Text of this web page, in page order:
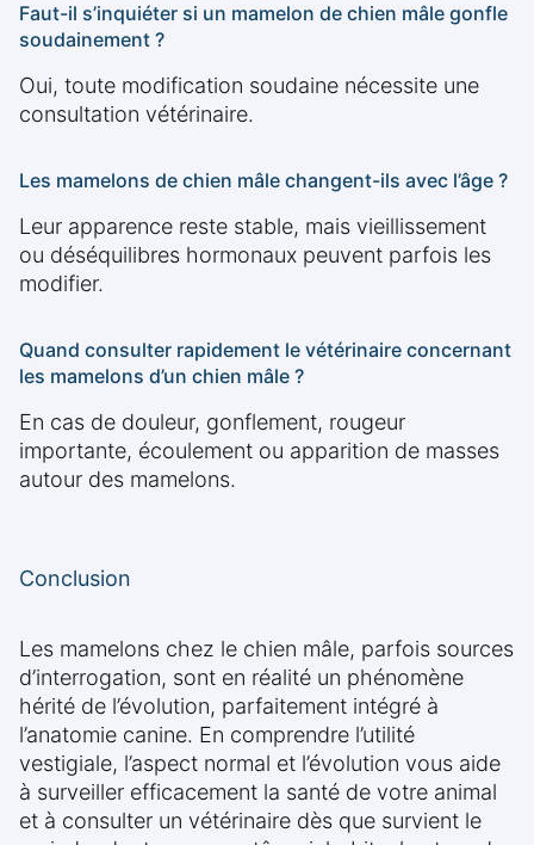
Faut-il s’inquiéter si un mamelon de chien mâle gonfle
soudainement ?
Oui, toute modification soudaine nécessite une
consultation vétérinaire.
Les mamelons de chien mâle changent-ils avec l’âge ?
Leur apparence reste stable, mais vieillissement
ou déséquilibres hormonaux peuvent parfois les
modifier.
Quand consulter rapidement le vétérinaire concernant
les mamelons d’un chien mâle ?
En cas de douleur, gonflement, rougeur
importante, écoulement ou apparition de masses
autour des mamelons.
Conclusion
Les mamelons chez le chien mâle, parfois sources
d’interrogation, sont en réalité un phénomène
hérité de l’évolution, parfaitement intégré à
l’anatomie canine. En comprendre l’utilité
vestigiale, l’aspect normal et l’évolution vous aide
à surveiller efficacement la santé de votre animal
et à consulter un vétérinaire dès que survient le